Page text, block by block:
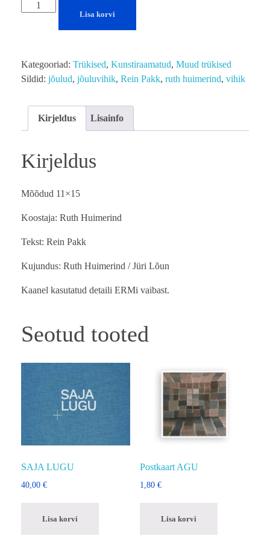
Lisa korvi
Kategooriad: Trükised, Kunstiraamatud, Muud trükised
Sildid: jõulud, jõuluvihik, Rein Pakk, ruth huimerind, vihik
Kirjeldus Lisainfo
Kirjeldus
Mõõdud 11×15
Koostaja: Ruth Huimerind
Tekst: Rein Pakk
Kujundus: Ruth Huimerind / Jüri Lõun
Kaanel kasutatud detaili ERMi vaibast.
Seotud tooted
SAJA LUGU
40,00 €
Lisa korvi
Postkaart AGU
1,80 €
Lisa korvi